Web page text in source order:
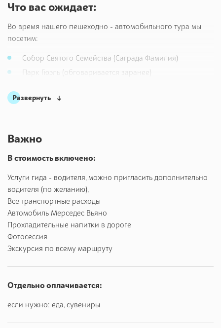
Что вас ожидает:
Во время нашего пешеходно - автомобильного тура мы
посетим:
Собор Святого Семейства (Саграда Фамилия)
Парк Гюэль (обговаривается заранее)
Дом Батло
Готический Квартал - Gotico
Собор Св. Еулалии, XIIIв
Холм Монтжуик
Олимпийский Стадион
Смотровые площадки
Олимпийский Порт
Вас ожидает увлекательное знакомство с самым красивым
и притягательным городом Испании!
Мы прогуляемся по улицам средневекового города,
Развернуть
Важно
В стоимость включено:
Услуги гида - водителя, можно пригласить дополнительно
водителя (по желанию),
Все транспортные расходы
Автомобиль Мерседес Вьяно
Прохладительные напитки в дороге
Фотосессия
Экскурсия по всему маршруту
Отдельно оплачивается:
если нужно: еда, сувениры